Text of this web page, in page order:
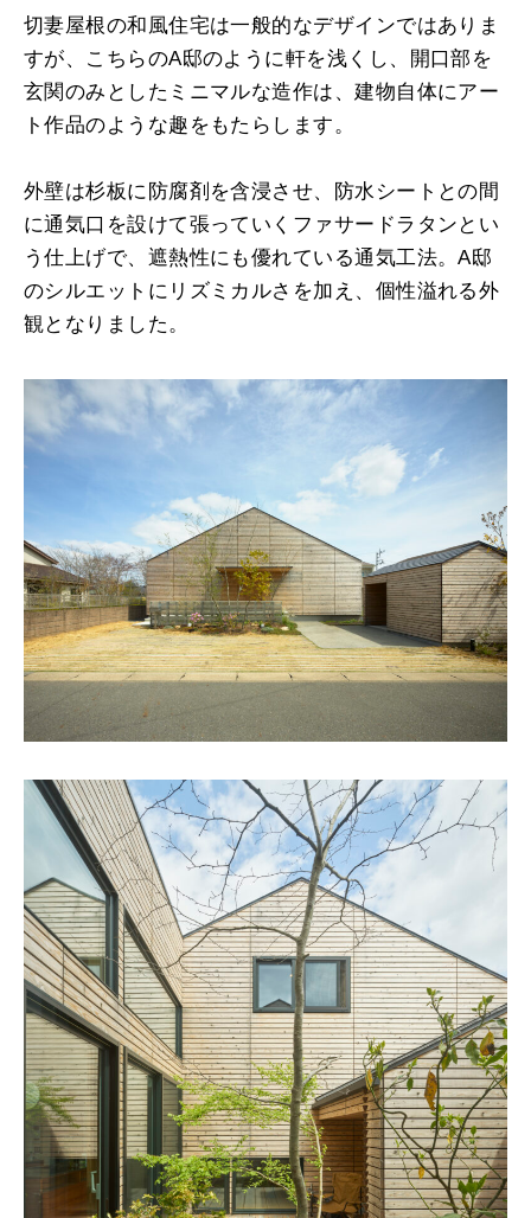
切妻屋根の和風住宅は一般的なデザインではありま
すが、こちらのA邸のように軒を浅くし、開口部を
玄関のみとしたミニマルな造作は、建物自体にアー
ト作品のような趣をもたらします。
外壁は杉板に防腐剤を含浸させ、防水シートとの間
に通気口を設けて張っていくファサードラタンとい
う仕上げで、遮熱性にも優れている通気工法。A邸
のシルエットにリズミカルさを加え、個性溢れる外
観となりました。